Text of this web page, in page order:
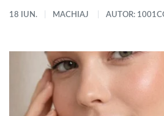
18 IUN. MACHIAJ AUTOR: